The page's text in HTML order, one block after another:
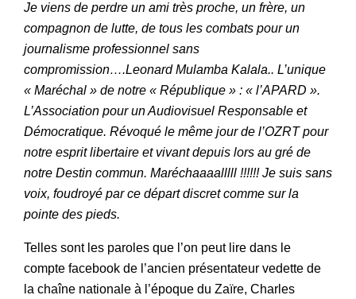
Je viens de perdre un ami très proche, un frère, un
compagnon de lutte, de tous les combats pour un
journalisme professionnel sans
compromission….Leonard Mulamba Kalala.. L’unique
« Maréchal » de notre « République » : « l’APARD ».
L’Association pour un Audiovisuel Responsable et
Démocratique. Révoqué le même jour de l’OZRT pour
notre esprit libertaire et vivant depuis lors au gré de
notre Destin commun. Maréchaaaalllll !!!!!! Je suis sans
voix, foudroyé par ce départ discret comme sur la
pointe des pieds.
Telles sont les paroles que l’on peut lire dans le
compte facebook de l’ancien présentateur vedette de
la chaîne nationale à l’époque du Zaïre, Charles